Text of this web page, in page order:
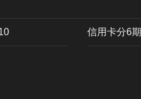
信用卡分6期